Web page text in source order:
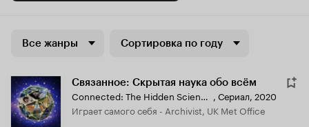
Все жанры Сортировка по году
Связанное: Скрытая наука обо всём
Connected: The Hidden Science of Everything , Сериал, 2020
играет самого себя - Archivist, UK Met Office